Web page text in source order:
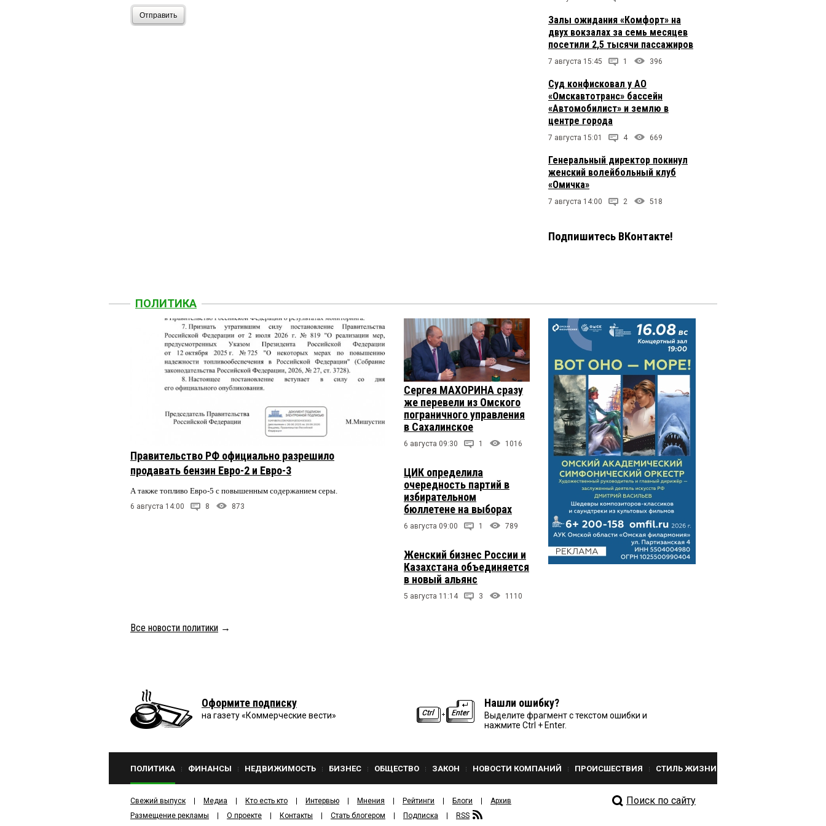
Отправить
Залы ожидания «Комфорт» на
двух вокзалах за семь месяцев
посетили 2,5 тысячи пассажиров
7 августа 15:45 1 396
Суд конфисковал у АО
«Омскавтотранс» бассейн
«Автомобилист» и землю в
центре города
7 августа 15:01 4 669
Генеральный директор покинул
женский волейбольный клуб
«Омичка»
7 августа 14:00 2 518
Подпишитесь ВКонтакте!
ПОЛИТИКА
Правительство РФ официально разрешило
продавать бензин Евро-2 и Евро-3
А также топливо Евро-5 с повышенным содержанием серы.
6 августа 14:00 8 873
Сергея МАХОРИНА сразу
же перевели из Омского
пограничного управления
в Сахалинское
6 августа 09:30 1 1016
ЦИК определила
очередность партий в
избирательном
бюллетене на выборах
6 августа 09:00 1 789
Женский бизнес России и
Казахстана объединяется
в новый альянс
5 августа 11:14 3 1110
Все новости политики →
Оформите подписку
на газету «Коммерческие вести»
Нашли ошибку?
Выделите фрагмент с текстом ошибки и
нажмите Ctrl + Enter.
ПОЛИТИКА ФИНАНСЫ НЕДВИЖИМОСТЬ БИЗНЕС ОБЩЕСТВО ЗАКОН НОВОСТИ КОМПАНИЙ ПРОИСШЕСТВИЯ СТИЛЬ ЖИЗНИ
Свежий выпуск Медиа Кто есть кто Интервью Мнения Рейтинги Блоги
Архив
Размещение рекламы
О проекте Контакты Стать блогером Подписка RSS
Поиск по сайту